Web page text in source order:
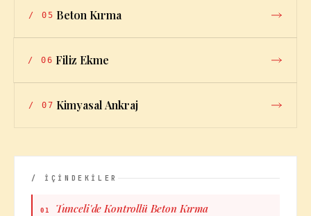
/ 05 Beton Kırma
/ 06 Filiz Ekme
/ 07 Kimyasal Ankraj
/ İÇİNDEKİLER
01 Tunceli'de Kontrollü Beton Kırma